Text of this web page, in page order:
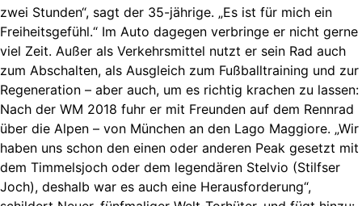
zwei Stunden“, sagt der 35-jährige. „Es ist für mich ein
Freiheitsgefühl.“ Im Auto dagegen verbringe er nicht gerne
viel Zeit. Außer als Verkehrsmittel nutzt er sein Rad auch
zum Abschalten, als Ausgleich zum Fußballtraining und zur
Regeneration – aber auch, um es richtig krachen zu lassen:
Nach der WM 2018 fuhr er mit Freunden auf dem Rennrad
über die Alpen – von München an den Lago Maggiore. „Wir
haben uns schon den einen oder anderen Peak gesetzt mit
dem Timmelsjoch oder dem legendären Stelvio (Stilfser
Joch), deshalb war es auch eine Herausforderung“,